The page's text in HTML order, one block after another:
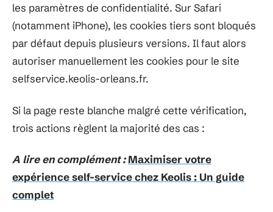
les paramètres de confidentialité. Sur Safari
(notamment iPhone), les cookies tiers sont bloqués
par défaut depuis plusieurs versions. Il faut alors
autoriser manuellement les cookies pour le site
selfservice.keolis-orleans.fr.
Si la page reste blanche malgré cette vérification,
trois actions règlent la majorité des cas :
A lire en complément : Maximiser votre
expérience self-service chez Keolis : Un guide
complet